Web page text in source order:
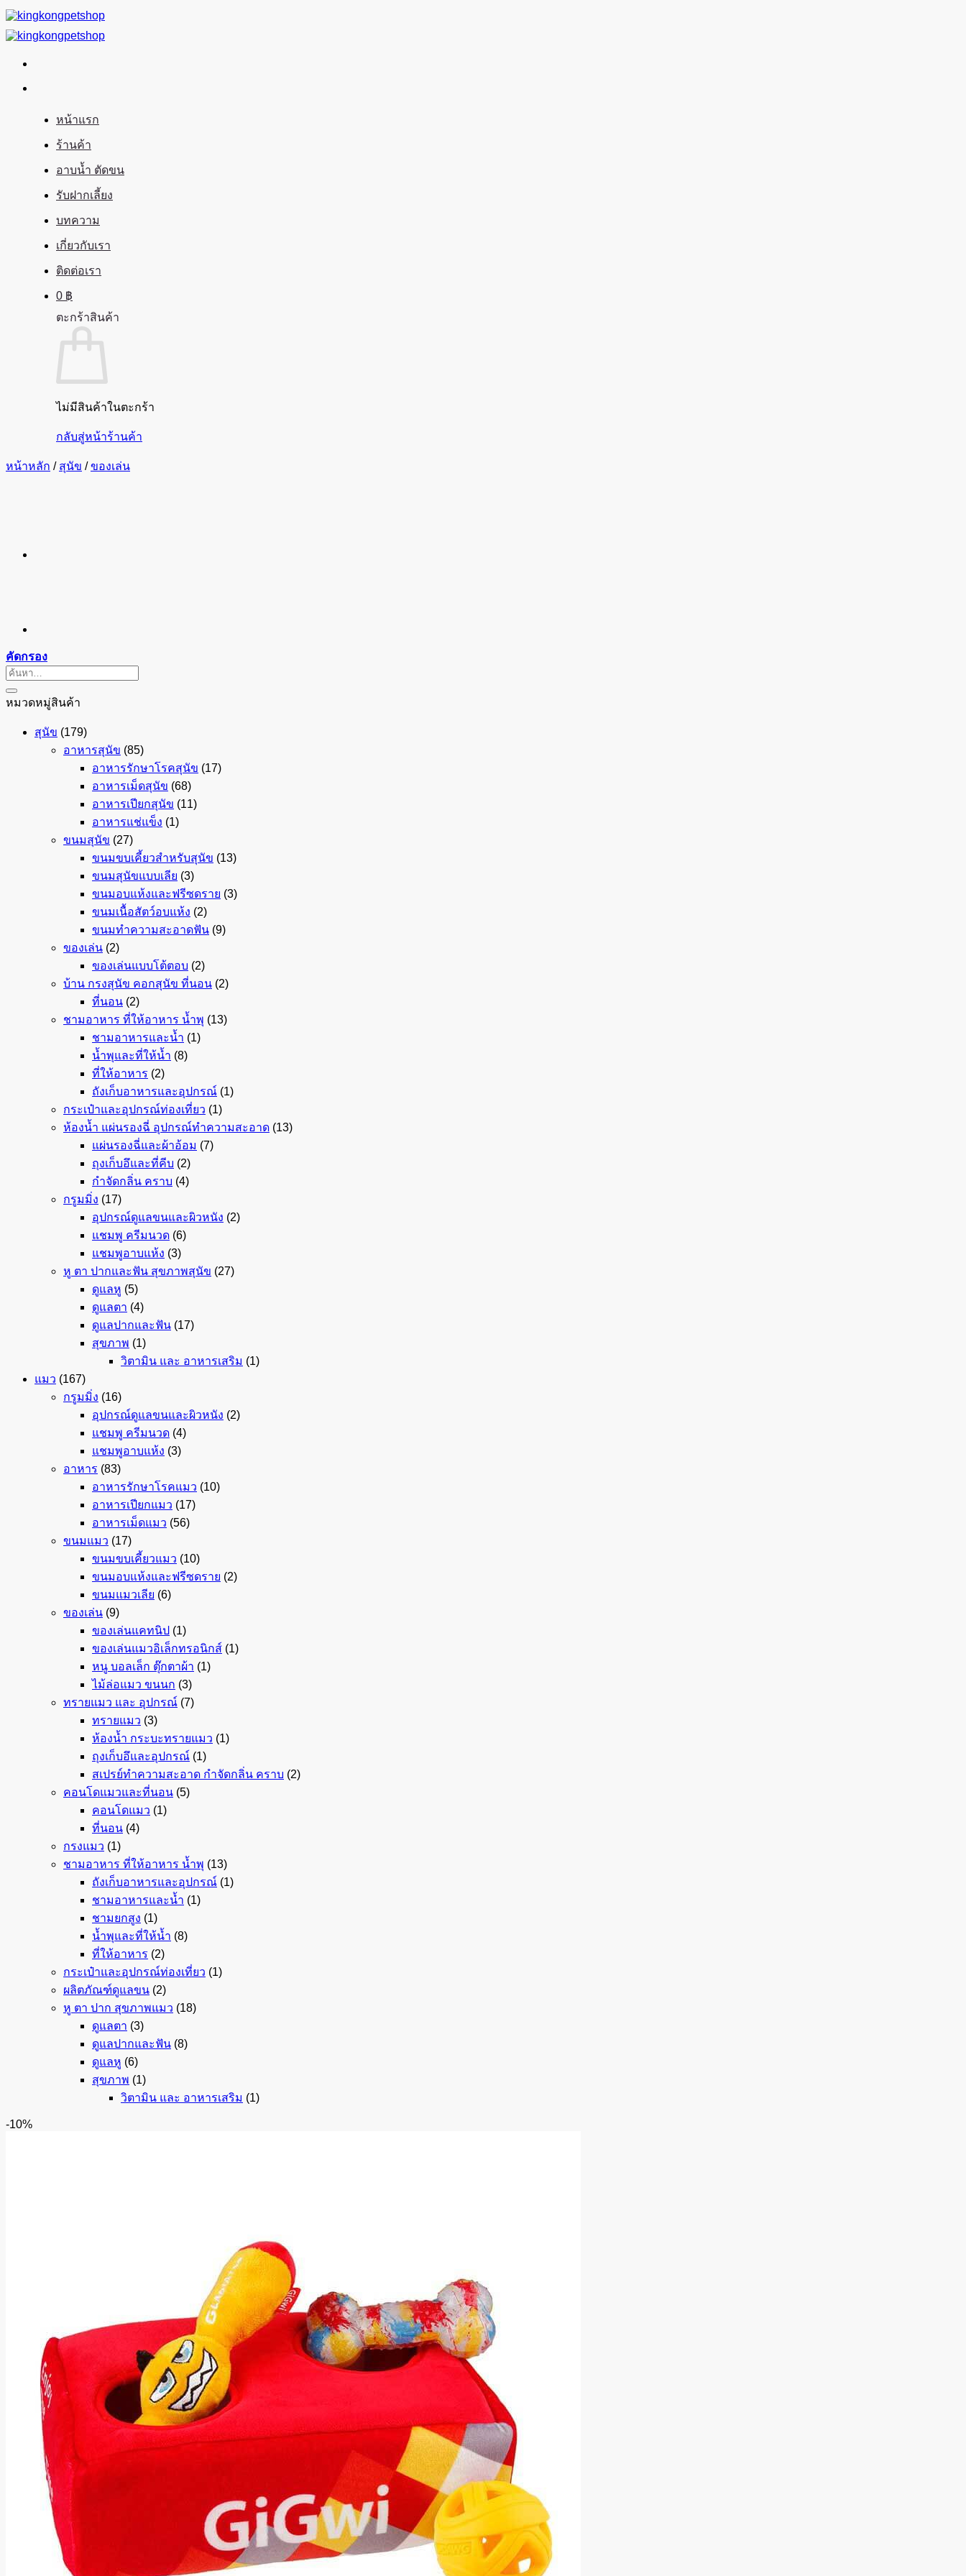
ข้าม
ไป
เนื้อหา
หน้าแรก
ร้านค้า
อาบน้ำ ตัดขน
รับฝากเลี้ยง
บทความ
เกี่ยวกับเรา
ติดต่อเรา
0 ฿
ตะกร้าสินค้า
ไม่มีสินค้าในตะกร้า
กลับสู่หน้าร้านค้า
หน้าหลัก / สุนัข / ของเล่น
คัดกรอง
ค้นหา:
หมวดหมู่สินค้า
สุนัข (179)
อาหารสุนัข (85)
อาหารรักษาโรคสุนัข (17)
อาหารเม็ดสุนัข (68)
อาหารเปียกสุนัข (11)
อาหารแช่แข็ง (1)
ขนมสุนัข (27)
ขนมขบเคี้ยวสำหรับสุนัข (13)
ขนมสุนัขแบบเลีย (3)
ขนมอบแห้งและฟรีซดราย (3)
ขนมเนื้อสัตว์อบแห้ง (2)
ขนมทำความสะอาดฟัน (9)
ของเล่น (2)
ของเล่นแบบโต้ตอบ (2)
บ้าน กรงสุนัข คอกสุนัข ที่นอน (2)
ที่นอน (2)
ชามอาหาร ที่ให้อาหาร น้ำพุ (13)
ชามอาหารและน้ำ (1)
น้ำพุและที่ให้น้ำ (8)
ที่ให้อาหาร (2)
ถังเก็บอาหารและอุปกรณ์ (1)
กระเป๋าและอุปกรณ์ท่องเที่ยว (1)
ห้องน้ำ แผ่นรองฉี่ อุปกรณ์ทำความสะอาด (13)
แผ่นรองฉี่และผ้าอ้อม (7)
ถุงเก็บอึและที่คีบ (2)
กำจัดกลิ่น คราบ (4)
กรูมมิ่ง (17)
อุปกรณ์ดูแลขนและผิวหนัง (2)
แชมพู ครีมนวด (6)
แชมพูอาบแห้ง (3)
หู ตา ปากและฟัน สุขภาพสุนัข (27)
ดูแลหู (5)
ดูแลตา (4)
ดูแลปากและฟัน (17)
สุขภาพ (1)
วิตามิน และ อาหารเสริม (1)
แมว (167)
กรูมมิ่ง (16)
อุปกรณ์ดูแลขนและผิวหนัง (2)
แชมพู ครีมนวด (4)
แชมพูอาบแห้ง (3)
อาหาร (83)
อาหารรักษาโรคแมว (10)
อาหารเปียกแมว (17)
อาหารเม็ดแมว (56)
ขนมแมว (17)
ขนมขบเคี้ยวแมว (10)
ขนมอบแห้งและฟรีซดราย (2)
ขนมแมวเลีย (6)
ของเล่น (9)
ของเล่นแคทนิป (1)
ของเล่นแมวอิเล็กทรอนิกส์ (1)
หนู บอลเล็ก ตุ๊กตาผ้า (1)
ไม้ล่อแมว ขนนก (3)
ทรายแมว และ อุปกรณ์ (7)
ทรายแมว (3)
ห้องน้ำ กระบะทรายแมว (1)
ถุงเก็บอึและอุปกรณ์ (1)
สเปรย์ทำความสะอาด กำจัดกลิ่น คราบ (2)
คอนโดแมวและที่นอน (5)
คอนโดแมว (1)
ที่นอน (4)
กรงแมว (1)
ชามอาหาร ที่ให้อาหาร น้ำพุ (13)
ถังเก็บอาหารและอุปกรณ์ (1)
ชามอาหารและน้ำ (1)
ชามยกสูง (1)
น้ำพุและที่ให้น้ำ (8)
ที่ให้อาหาร (2)
กระเป๋าและอุปกรณ์ท่องเที่ยว (1)
ผลิตภัณฑ์ดูแลขน (2)
หู ตา ปาก สุขภาพแมว (18)
ดูแลตา (3)
ดูแลปากและฟัน (8)
ดูแลหู (6)
สุขภาพ (1)
วิตามิน และ อาหารเสริม (1)
-10%